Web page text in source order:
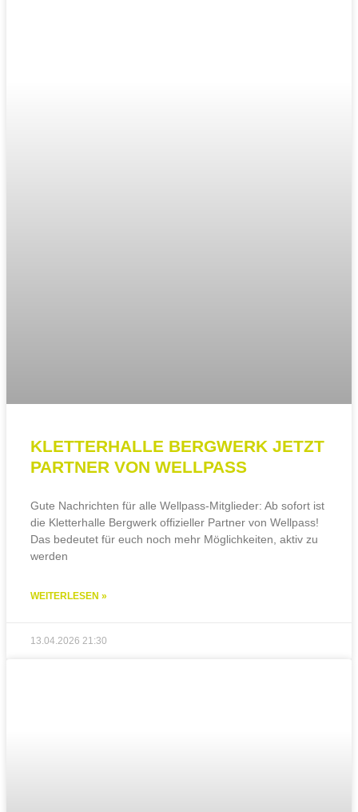
KLETTERHALLE BERGWERK JETZT
PARTNER VON WELLPASS
Gute Nachrichten für alle Wellpass-Mitglieder: Ab sofort ist
die Kletterhalle Bergwerk offizieller Partner von Wellpass!
Das bedeutet für euch noch mehr Möglichkeiten, aktiv zu
werden
WEITERLESEN »
13.04.2026 21:30